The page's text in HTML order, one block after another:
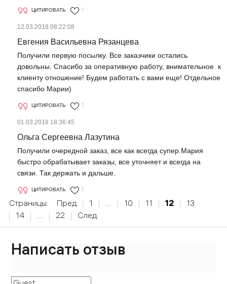
ЦИТИРОВАТЬ 1
12.03.2018 08:22:08
Евгения Васильевна Рязанцева
Получили первую посылку. Все заказчики остались
довольны. Спасибо за оперативную работу, внимательное к
клиенту отношение! Будем работать с вами еще! Отдельное
спасибо Марии)
ЦИТИРОВАТЬ 1
01.03.2018 18:36:45
Ольга Сергеевна Лазутина
Получили очередной заказ, все как всегда супер.Мария
быстро обрабатывает заказы, все уточняет и всегда на
связи. Так держать и дальше.
ЦИТИРОВАТЬ 1
Страницы: Пред. 1 ... 10 11 12
13
14
... 22 След.
Написать отзыв